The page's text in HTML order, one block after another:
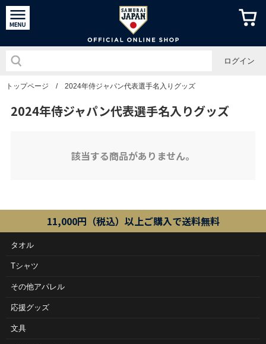
侍ジャパ
ログイン
トップページ / 2024年侍ジャパン代表選手名入りグッズ
2024年侍ジャパン代表選手名入りグッズ
該当する商品がありません。
11,000円（税込）以上ご購入で送料無料
タオル
Tシャツ
その他アパレル
応援グッズ
文具